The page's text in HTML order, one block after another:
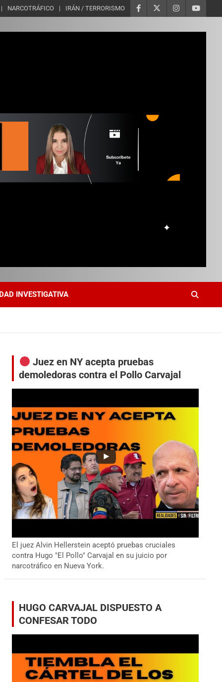
NARCOTRÁFICO IRÁN / TERRORISMO
INVESTIGATIVA
Juez en NY acepta pruebas
demoledoras contra el Pollo Carvajal
El juez Alvin Hellerstein aceptó pruebas cruciales
contra Hugo "El Pollo" Carvajal en su juicio por
narcotráfico en Nueva York.
HUGO CARVAJAL DISPUESTO A
CONFESAR TODO